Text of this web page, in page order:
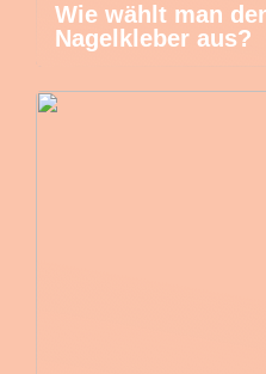
Wie wählt man
Nagelkleber aus?